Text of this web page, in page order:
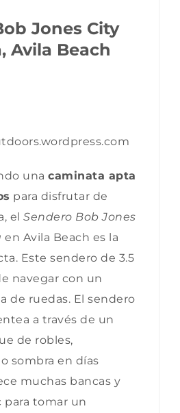
Jones City
Avila Beach
una caminata apta
para disfrutar de
el Sendero Bob Jones
en Avila Beach es la
Este sendero de 3.5
navegar con un
de ruedas. El sendero
a través de un
de robles,
sombra en días
muchas bancas y
para tomar un